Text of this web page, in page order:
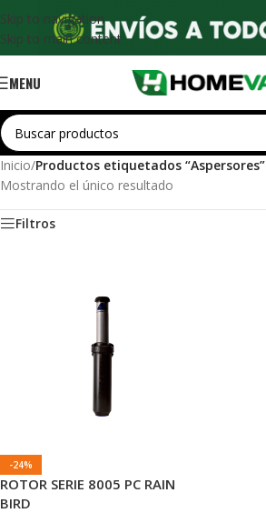
Skip to navigation
Skip to main content
MENU
Inicio/Productos etiquetados “Aspersores”
Mostrando el único resultado
Filtros
-24%
ROTOR SERIE 8005 PC RAIN
BIRD